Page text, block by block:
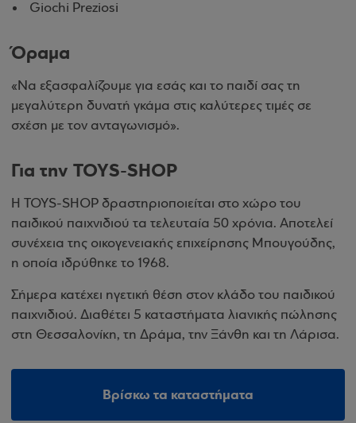
Giochi Preziosi
Όραμα
«Να εξασφαλίζουμε για εσάς και το παιδί σας τη
μεγαλύτερη δυνατή γκάμα στις καλύτερες τιμές σε
σχέση με τον ανταγωνισμό».
Για την TOYS-SHOP
Η TOYS-SHOP δραστηριοποιείται στο χώρο του
παιδικού παιχνιδιού τα τελευταία 50 χρόνια. Αποτελεί
συνέχεια της οικογενειακής επιχείρησης Μπουγούδης,
η οποία ιδρύθηκε το 1968.
Σήμερα κατέχει ηγετική θέση στον κλάδο του παιδικού
παιχνιδιού. Διαθέτει 5 καταστήματα λιανικής πώλησης
στη Θεσσαλονίκη, τη Δράμα, την Ξάνθη και τη Λάρισα.
Βρίσκω τα καταστήματα